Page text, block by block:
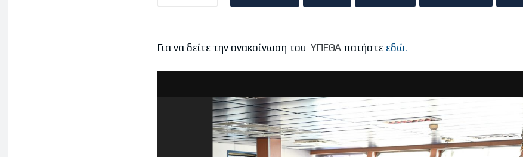
Για να δείτε την ανακοίνωση του ΥΠΕΘΑ πατήστε εδώ.